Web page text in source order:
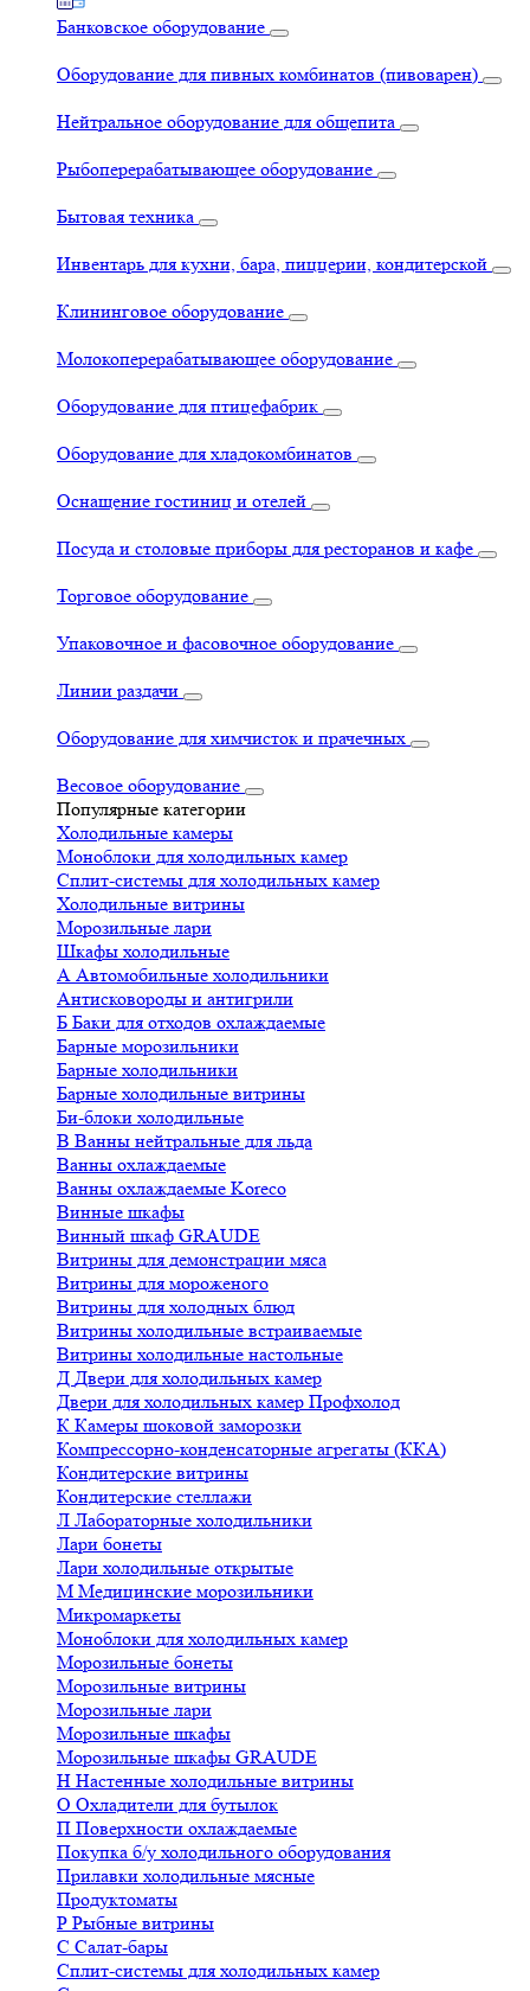
Банковское оборудование
Оборудование для пивных комбинатов (пивоварен)
Нейтральное оборудование для общепита
Рыбоперерабатывающее оборудование
Бытовая техника
Инвентарь для кухни, бара, пиццерии, кондитерской
Клининговое оборудование
Молокоперерабатывающее оборудование
Оборудование для птицефабрик
Оборудование для хладокомбинатов
Оснащение гостиниц и отелей
Посуда и столовые приборы для ресторанов и кафе
Торговое оборудование
Упаковочное и фасовочное оборудование
Линии раздачи
Оборудование для химчисток и прачечных
Весовое оборудование
Популярные категории
Холодильные камеры
Моноблоки для холодильных камер
Сплит-системы для холодильных камер
Холодильные витрины
Морозильные лари
Шкафы холодильные
А Автомобильные холодильники
Антисковороды и антигрили
Б Баки для отходов охлаждаемые
Барные морозильники
Барные холодильники
Барные холодильные витрины
Би-блоки холодильные
В Ванны нейтральные для льда
Ванны охлаждаемые
Ванны охлаждаемые Koreco
Винные шкафы
Винный шкаф GRAUDE
Витрины для демонстрации мяса
Витрины для мороженого
Витрины для холодных блюд
Витрины холодильные встраиваемые
Витрины холодильные настольные
Д Двери для холодильных камер
Двери для холодильных камер Профхолод
К Камеры шоковой заморозки
Компрессорно-конденсаторные агрегаты (ККА)
Кондитерские витрины
Кондитерские стеллажи
Л Лабораторные холодильники
Лари бонеты
Лари холодильные открытые
М Медицинские морозильники
Микромаркеты
Моноблоки для холодильных камер
Морозильные бонеты
Морозильные витрины
Морозильные лари
Морозильные шкафы
Морозильные шкафы GRAUDE
Н Настенные холодильные витрины
О Охладители для бутылок
П Поверхности охлаждаемые
Покупка б/у холодильного оборудования
Прилавки холодильные мясные
Продуктоматы
Р Рыбные витрины
С Салат-бары
Сплит-системы для холодильных камер